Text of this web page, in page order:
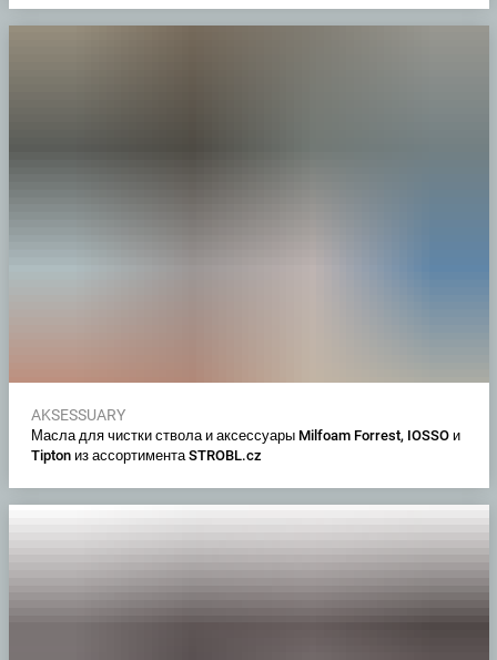
AKSESSUARY
Масла для чистки ствола и аксессуары Milfoam Forrest, IOSSO и
Tipton из ассортимента STROBL.cz